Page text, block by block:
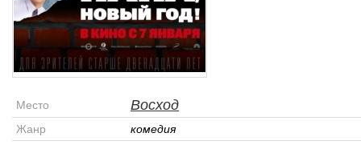
Место Восход
Жанр
комедия